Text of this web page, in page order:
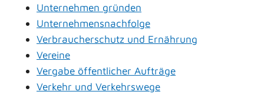
Unternehmen gründen
Unternehmensnachfolge
Verbraucherschutz und Ernährung
Vereine
Vergabe öffentlicher Aufträge
Verkehr und Verkehrswege